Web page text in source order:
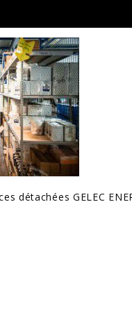
détachées GELEC